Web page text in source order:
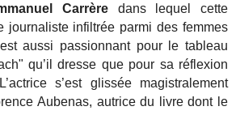
Carrère dans lequel cette
journaliste infiltrée parmi des femmes
aussi passionnant pour le tableau
qu’il dresse que pour sa réflexion
s’est glissée magistralement
Aubenas, autrice du livre dont le